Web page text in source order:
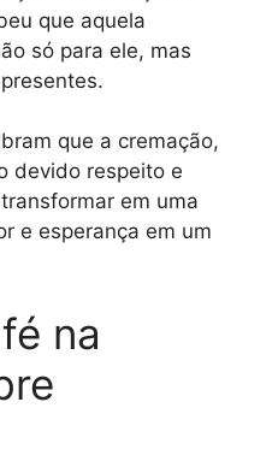
que aquela
só para ele, mas
que a cremação,
devido respeito e
em uma
e esperança em um
na